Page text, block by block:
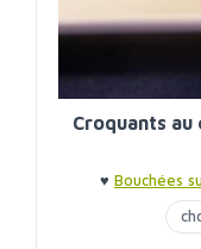
Croquants
♥ Bouchées